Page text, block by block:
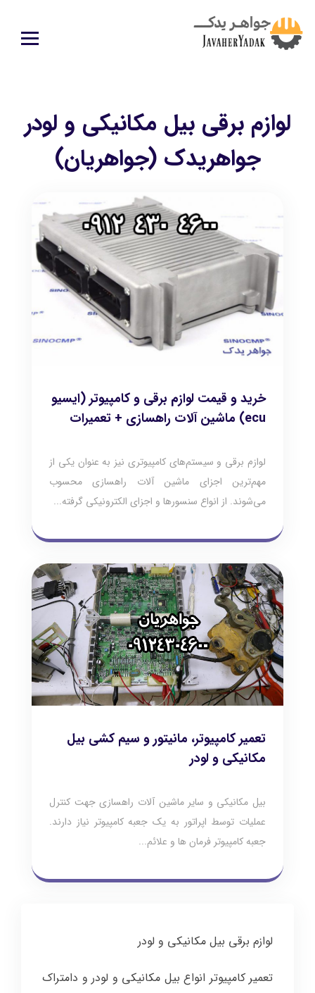
لوازم برقی بیل مکانیکی و لودر
جواهریدک (جواهریان)
خرید و قیمت لوازم برقی و کامپیوتر (ایسیو
ecu) ماشین آلات راهسازی + تعمیرات
لوازم برقی و سیستم‌های کامپیوتری نیز به عنوان یکی از
مهم‌ترین اجزای ماشین آلات راهسازی محسوب
می‌شوند. از انواع سنسور‌ها و اجزای الکترونیکی گرفته...
تعمیر کامپیوتر، مانیتور و سیم کشی بیل
مکانیکی و لودر
بیل مکانیکی و سایر ماشین آلات راهسازی جهت کنترل
عملیات توسط اپراتور به یک جعبه کامپیوتر نیاز دارند.
جعبه کامپیوتر فرمان ها و علائم...
لوازم برقی بیل مکانیکی و لودر
تعمیر کامپیوتر انواع بیل مکانیکی و لودر و دامتراک